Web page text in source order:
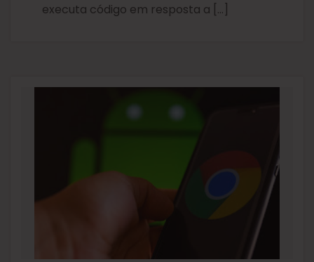
executa código em resposta a […]